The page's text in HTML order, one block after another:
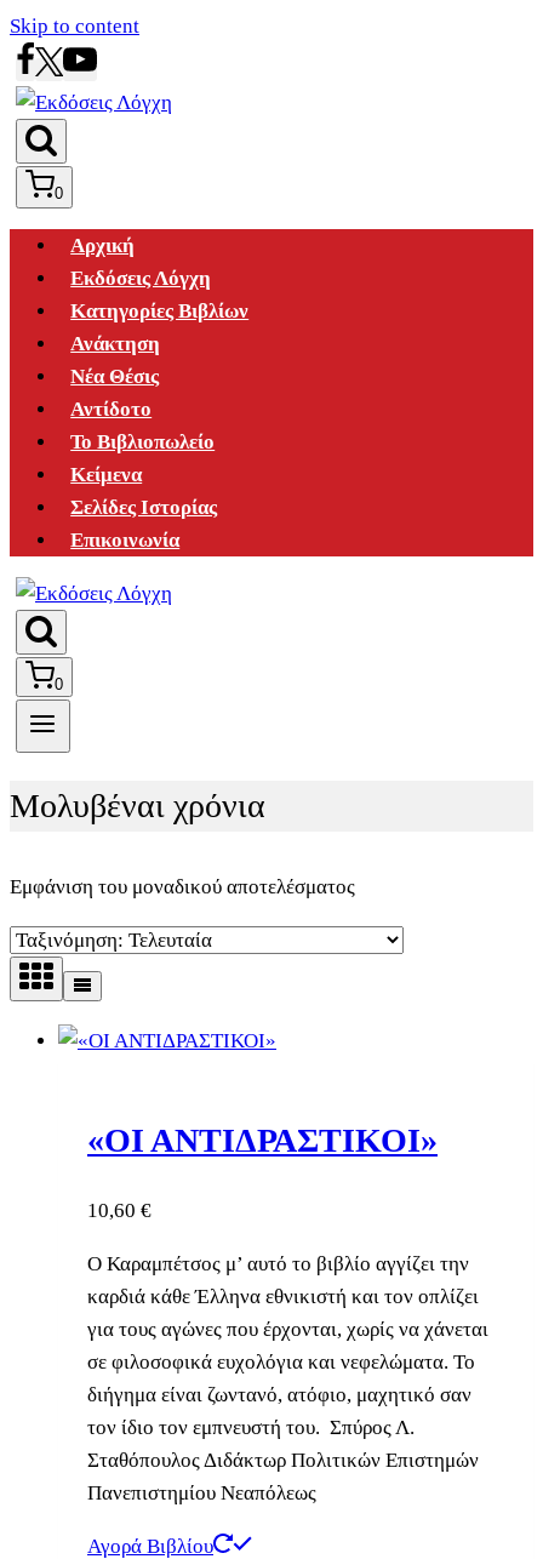
Skip to content
0
Αρχική
Εκδόσεις Λόγχη
Κατηγορίες Βιβλίων
Ανάκτηση
Νέα Θέσις
Αντίδοτο
Το Βιβλιοπωλείο
Κείμενα
Σελίδες Ιστορίας
Επικοινωνία
0
Μολυβέναι χρόνια
Εμφάνιση του μοναδικού αποτελέσματος
«ΟΙ ΑΝΤΙΔΡΑΣΤΙΚΟΙ»
10,60 €
Ο Καραμπέτσος μ’ αυτό το βιβλίο αγγίζει την
καρδιά κάθε Έλληνα εθνικιστή και τον οπλίζει
για τους αγώνες που έρχονται, χωρίς να χάνεται
σε φιλοσοφικά ευχολόγια και νεφελώματα. Το
διήγημα είναι ζωντανό, ατόφιο, μαχητικό σαν
τον ίδιο τον εμπνευστή του. Σπύρος Λ.
Σταθόπουλος Διδάκτωρ Πολιτικών Επιστημών
Πανεπιστημίου Νεαπόλεως
Αγορά Βιβλίου